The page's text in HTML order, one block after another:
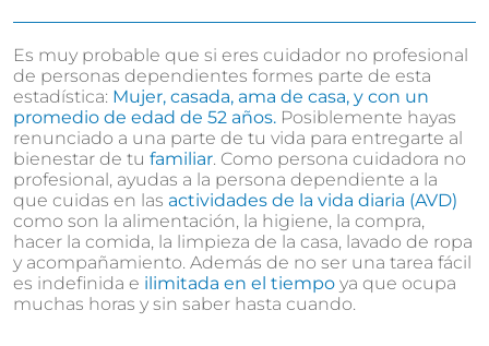
Es muy probable que si eres cuidador no profesional
de personas dependientes formes parte de esta
estadística: Mujer, casada, ama de casa, y con un
promedio de edad de 52 años. Posiblemente hayas
renunciado a una parte de tu vida para entregarte al
bienestar de tu familiar. Como persona cuidadora no
profesional, ayudas a la persona dependiente a la
que cuidas en las actividades de la vida diaria (AVD)
como son la alimentación, la higiene, la compra,
hacer la comida, la limpieza de la casa, lavado de ropa
y acompañamiento. Además de no ser una tarea fácil
es indefinida e ilimitada en el tiempo ya que ocupa
muchas horas y sin saber hasta cuando.